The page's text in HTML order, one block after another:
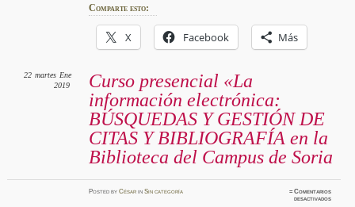
Comparte esto:
X Facebook Más
Curso presencial «La
información electrónica:
BÚSQUEDAS Y GESTIÓN DE
CITAS Y BIBLIOGRAFÍA en la
Biblioteca del Campus de Soria
22 martes Ene
2019
PostedbyCésar inSin categoría ≈Comentarios
desactivadosen